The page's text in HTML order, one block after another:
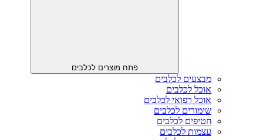
פתח מוצרים לכלבים
מבצעים לכלבים
אוכל לכלבים
אוכל רפואי לכלבים
שימורים לכלבים
חטיפים לכלבים
עצמות לכלבים